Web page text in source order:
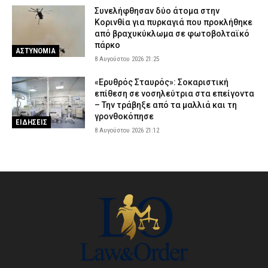
ΑΣΤΥΝΟΜΙΑ
Συνελήφθησαν δύο άτομα στην
Κορινθία για πυρκαγιά που προκλήθηκε
από βραχυκύκλωμα σε φωτοβολταϊκό
πάρκο
8 Αυγούστου 2026 21:25
ΕΙΔΗΣΕΙΣ
«Ερυθρός Σταυρός»: Σοκαριστική
επίθεση σε νοσηλεύτρια στα επείγοντα
– Την τράβηξε από τα μαλλιά και τη
γρονθοκόπησε
8 Αυγούστου 2026 21:12